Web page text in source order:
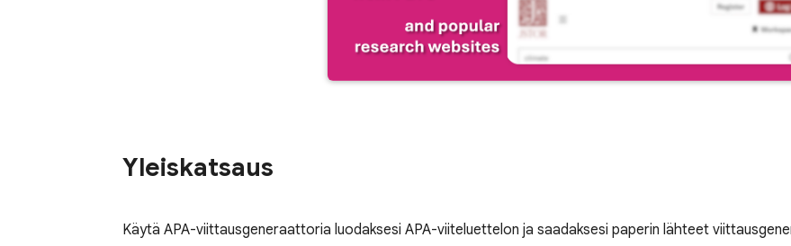
Yleiskatsaus
Käytä APA-viittausgeneraattoria luodaksesi APA-viiteluettelon ja saadaksesi paperin lähteet